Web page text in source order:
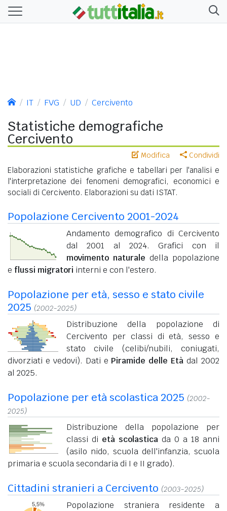
IT FVG UD Cercivento
Statistiche demografiche
Cercivento
Modifica Condividi
Elaborazioni statistiche grafiche e tabellari per l'analisi e
l'interpretazione dei fenomeni demografici, economici e
sociali di Cercivento. Elaborazioni su dati ISTAT.
Popolazione Cercivento 2001-2024
Andamento demografico di Cercivento
dal 2001 al 2024. Grafici con il
movimento naturale della popolazione
e flussi migratori interni e con l'estero.
Popolazione per età, sesso e stato civile
2025 (2002-2025)
Distribuzione della popolazione di
Cercivento per classi di età, sesso e
stato civile (celibi/nubili, coniugati,
divorziati e vedovi). Dati e Piramide delle Età dal 2002
al 2025.
Popolazione per età scolastica 2025 (2002-
2025)
Distribuzione della popolazione per
classi di età scolastica da 0 a 18 anni
(asilo nido, scuola dell'infanzia, scuola
primaria e scuola secondaria di I e II grado).
Cittadini stranieri a Cercivento (2003-2025)
Popolazione straniera residente a